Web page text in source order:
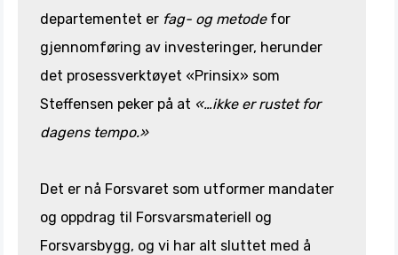
departementet er fag- og metode for
gjennomføring av investeringer, herunder
det prosessverktøyet «Prinsix» som
Steffensen peker på at «…ikke er rustet for
dagens tempo.»
Det er nå Forsvaret som utformer mandater
og oppdrag til Forsvarsmateriell og
Forsvarsbygg, og vi har alt sluttet med å